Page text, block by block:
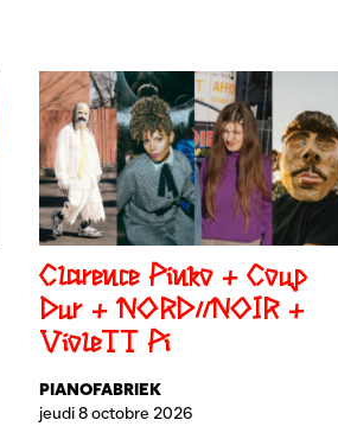
Clarence Pinko + Coup
Dur + NORD//NOIR +
VioleTT Pi
PIANOFABRIEK
jeudi 8 octobre 2026